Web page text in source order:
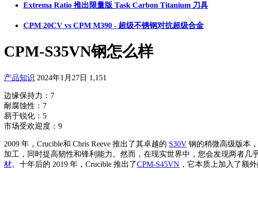
Extrema Ratio 推出限量版 Task Carbon Titanium 刀具
CPM 20CV vs CPM M390 - 超级不锈钢对抗超级合金
CPM-S35VN钢怎么样
产品知识 2024年1月27日 1,151
边缘保持力：7
耐腐蚀性：7
易于锐化：5
市场受欢迎度：9
2009 年，Crucible和 Chris Reeve 推出了其卓越的 S30V 钢的稍微高级版本
加工，同时提高韧性和锋利能力。然而，在现实世界中，您会发现两者几
材。十年后的 2019 年，Crucible 推出了CPM-S45VN ，它本质上加入了额